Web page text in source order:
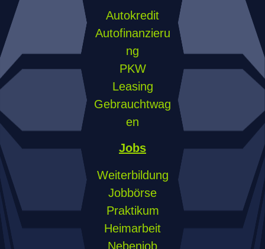
Autokredit
Autofinanzieru
ng
PKW
Leasing
Gebrauchtwag
en
Jobs
Weiterbildung
Jobbörse
Praktikum
Heimarbeit
Nebenjob